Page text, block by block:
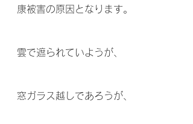
康被害の原因となります。
雲で遮られていようが、
窓ガラス越しであろうが、